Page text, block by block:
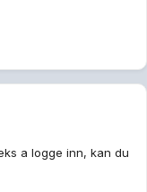
a logge inn, kan du